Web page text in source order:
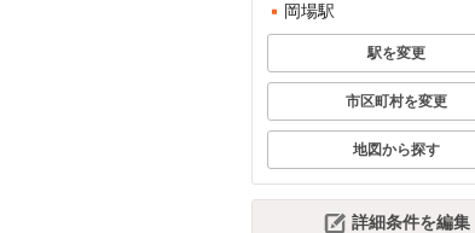
岡場駅
駅を変更
市区町村を変更
地図から探す
詳細条件を編集